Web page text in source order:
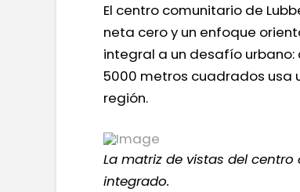
El centro comunitario de
neta cero y un enfoque
integral a un desafío urbano:
5000 metros cuadrados usa
región.
La matriz de vistas del
integrado.